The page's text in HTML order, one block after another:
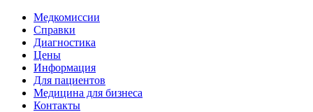
Медкомиссии
Справки
Диагностика
Цены
Информация
Для пациентов
Медицина для бизнеса
Контакты